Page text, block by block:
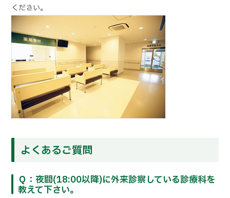
ください。
よくあるご質問
Ｑ：夜間(18:00以降)に外来診察している診療科を
教えて下さい。